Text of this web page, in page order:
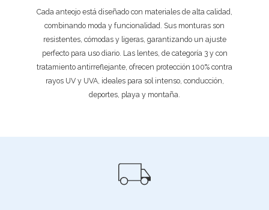
Cada anteojo está diseñado con materiales de alta calidad,
combinando moda y funcionalidad. Sus monturas son
resistentes, cómodas y ligeras, garantizando un ajuste
perfecto para uso diario. Las lentes, de categoría 3 y con
tratamiento antirreflejante, ofrecen protección 100% contra
rayos UV y UVA, ideales para sol intenso, conducción,
deportes, playa y montaña.